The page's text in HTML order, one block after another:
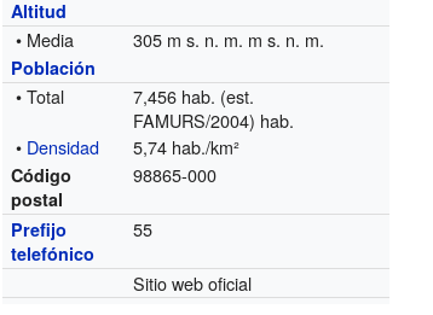
Altitud
• Media 305 m s. n. m. m s. n. m.
Población
• Total 7,456 hab. (est.
FAMURS/2004) hab.
• Densidad 5,74 hab./km²
Código
postal
98865-000
Prefijo
telefónico
55
Sitio web oficial